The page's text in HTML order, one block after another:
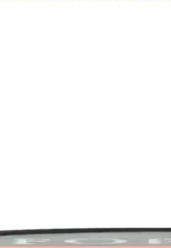
çeker, kullanımı kolay ve çevre